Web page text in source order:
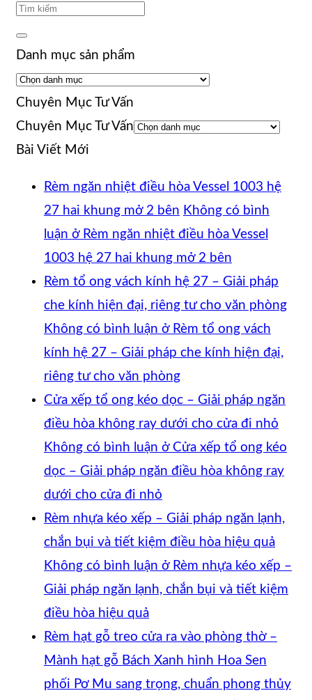
Danh mục sản phẩm
Chuyên Mục Tư Vấn
Chuyên Mục Tư Vấn
Bài Viết Mới
Rèm ngăn nhiệt điều hòa Vessel 1003 hệ
27 hai khung mở 2 bên Không có bình
luận ở Rèm ngăn nhiệt điều hòa Vessel
1003 hệ 27 hai khung mở 2 bên
Rèm tổ ong vách kính hệ 27 – Giải pháp
che kính hiện đại, riêng tư cho văn phòng
Không có bình luận ở Rèm tổ ong vách
kính hệ 27 – Giải pháp che kính hiện đại,
riêng tư cho văn phòng
Cửa xếp tổ ong kéo dọc – Giải pháp ngăn
điều hòa không ray dưới cho cửa đi nhỏ
Không có bình luận ở Cửa xếp tổ ong kéo
dọc – Giải pháp ngăn điều hòa không ray
dưới cho cửa đi nhỏ
Rèm nhựa kéo xếp – Giải pháp ngăn lạnh,
chắn bụi và tiết kiệm điều hòa hiệu quả
Không có bình luận ở Rèm nhựa kéo xếp –
Giải pháp ngăn lạnh, chắn bụi và tiết kiệm
điều hòa hiệu quả
Rèm hạt gỗ treo cửa ra vào phòng thờ –
Mành hạt gỗ Bách Xanh hình Hoa Sen
phối Pơ Mu sang trọng, chuẩn phong thủy